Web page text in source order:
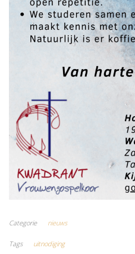
Categorie nieuws
Tags uitnodiging